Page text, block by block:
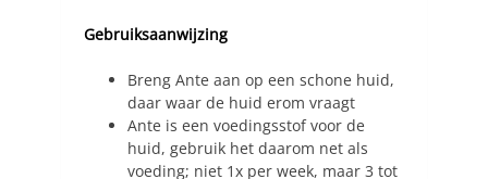
Gebruiksaanwijzing
Breng Ante aan op een schone huid,
daar waar de huid erom vraagt
Ante is een voedingsstof voor de
huid, gebruik het daarom net als
voeding; niet 1x per week, maar 3 tot